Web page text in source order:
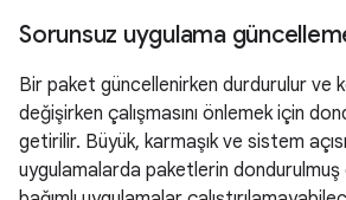
Sorunsuz uygulama
Bir paket güncellenirken durdurulur ve
değişirken çalışmasını önlemek için
getirilir. Büyük, karmaşık ve sistem
uygulamalarda paketlerin